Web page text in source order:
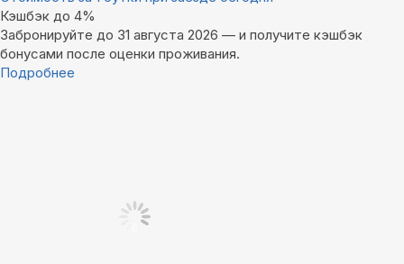
Кэшбэк до 4%
Забронируйте до 31 августа 2026 — и получите кэшбэк
бонусами после оценки проживания.
Подробнее